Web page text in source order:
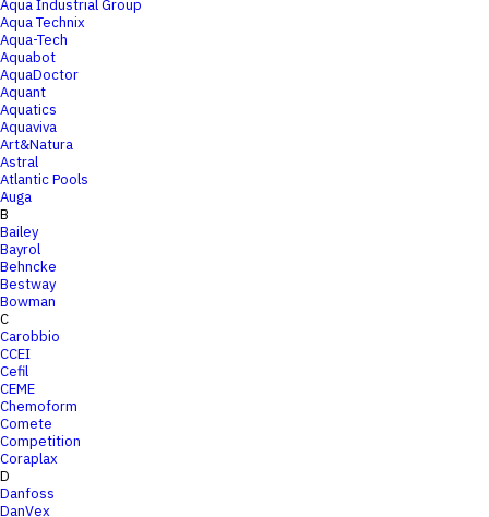
Aqua Industrial Group
Aqua Technix
Aqua-Tech
Aquabot
AquaDoctor
Aquant
Aquatics
Aquaviva
Art&Natura
Astral
Atlantic Pools
Auga
B
Bailey
Bayrol
Behncke
Bestway
Bowman
C
Carobbio
CCEI
Cefil
CEME
Chemoform
Comete
Competition
Coraplax
D
Danfoss
DanVex